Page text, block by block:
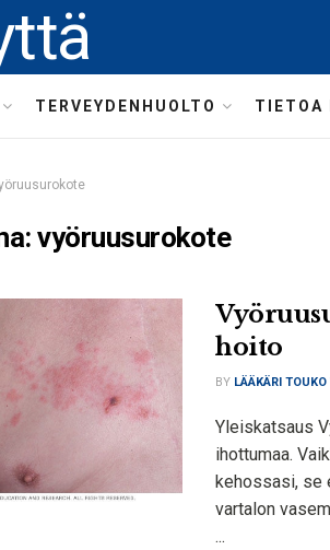
TERVEYDENHUOLTO TIETOA
vyöruusurokote
hoito
BY LÄÄKÄRI TOUKO
Yleiskatsaus
ihottumaa.
kehossasi, se
vartalon
...